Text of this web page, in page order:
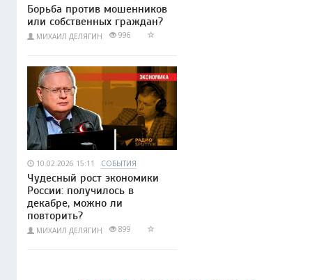
Борьба против мошенников
или собственных граждан?
МИХАИЛ ДЕЛЯГИН 996
10.02.2026 15:11 СОБЫТИЯ
Чудесный рост экономики
России: получилось в
декабре, можно ли
повторить?
МИХАИЛ ДЕЛЯГИН 899